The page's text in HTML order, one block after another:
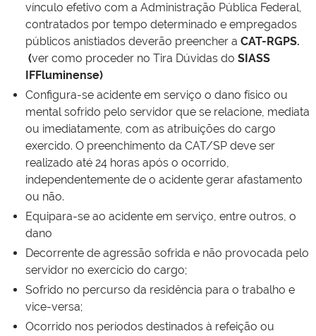
vínculo efetivo com a Administração Pública Federal,
contratados por tempo determinado e empregados
públicos anistiados deverão preencher a CAT-RGPS.
(ver como proceder no Tira Dúvidas do SIASS
IFFluminense)
Configura-se acidente em serviço o dano físico ou
mental sofrido pelo servidor que se relacione, mediata
ou imediatamente, com as atribuições do cargo
exercido. O preenchimento da CAT/SP deve ser
realizado até 24 horas após o ocorrido,
independentemente de o acidente gerar afastamento
ou não.
Equipara-se ao acidente em serviço, entre outros, o
dano
Decorrente de agressão sofrida e não provocada pelo
servidor no exercício do cargo;
Sofrido no percurso da residência para o trabalho e
vice-versa;
Ocorrido nos períodos destinados à refeição ou